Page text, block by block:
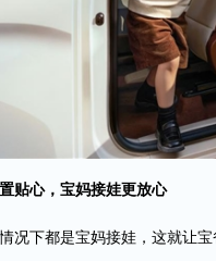
贴心，宝妈接娃更放心
况下都是宝妈接娃，这就让